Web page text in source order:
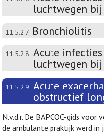
luchtwegen
11.5.2.7. Bronchiolitis
11.5.2.8. Acute
luchtwegen
11.5.2.9. Acute
obstructief
N.v.d.r. De BAPCOC-gids
de ambulante praktijk werd in